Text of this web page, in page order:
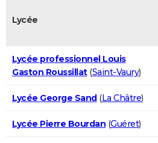
Lycée
Lycée professionnel Louis
Gaston Roussillat(Saint-Vaury)
Lycée George Sand(La Châtre)
Lycée Pierre Bourdan (Guéret)